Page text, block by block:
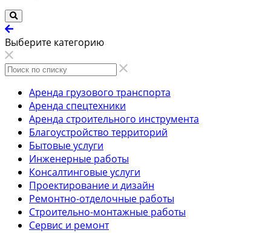
Выберите категорию
Аренда грузового транспорта
Аренда спецтехники
Аренда строительного инструмента
Благоустройство территорий
Бытовые услуги
Инженерные работы
Консалтинговые услуги
Проектирование и дизайн
Ремонтно-отделочные работы
Строительно-монтажные работы
Сервис и ремонт